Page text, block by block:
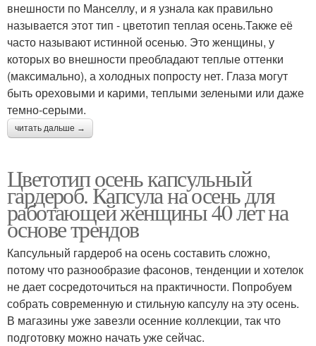
внешности по Манселлу, и я узнала как правильно
называется этот тип - цветотип теплая осень.Также её
часто называют истинной осенью. Это женщины, у
которых во внешности преобладают теплые оттенки
(максимально), а холодных попросту нет. Глаза могут
быть ореховыми и карими, теплыми зелеными или даже
темно-серыми.
читать дальше →
Цветотип осень капсульный
гардероб. Капсула на осень для
работающей женщины 40 лет на
основе трендов
Капсульный гардероб на осень составить сложно,
потому что разнообразие фасонов, тенденции и хотелок
не дает сосредоточиться на практичности. Попробуем
собрать современную и стильную капсулу на эту осень.
В магазины уже завезли осенние коллекции, так что
подготовку можно начать уже сейчас.